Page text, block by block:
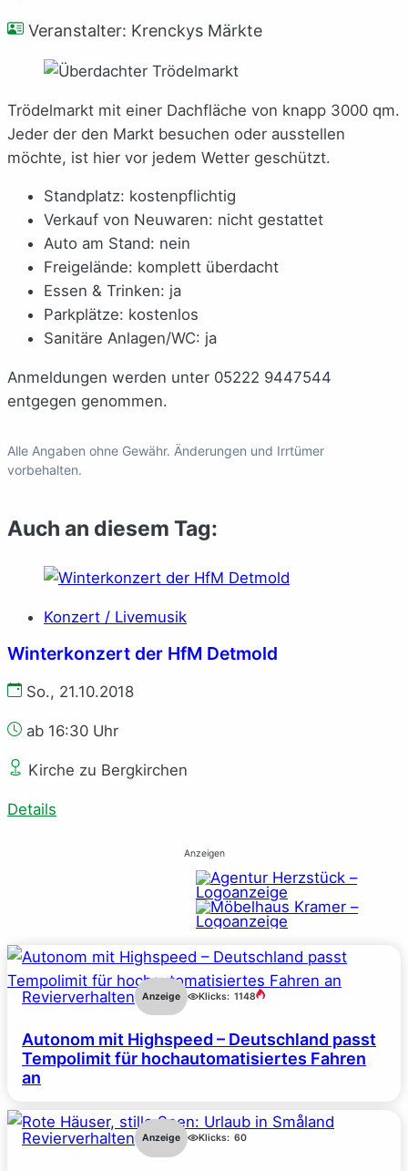
Veranstalter: Krenckys Märkte
Trödelmarkt mit einer Dachfläche von knapp 3000 qm.
Jeder der den Markt besuchen oder ausstellen
möchte, ist hier vor jedem Wetter geschützt.
Standplatz: kostenpflichtig
Verkauf von Neuwaren: nicht gestattet
Auto am Stand: nein
Freigelände: komplett überdacht
Essen & Trinken: ja
Parkplätze: kostenlos
Sanitäre Anlagen/WC: ja
Anmeldungen werden unter 05222 9447544
entgegen genommen.
Alle Angaben ohne Gewähr. Änderungen und Irrtümer
vorbehalten.
Auch an diesem Tag:
Konzert / Livemusik
Winterkonzert der HfM Detmold
So., 21.10.2018
ab 16:30 Uhr
Kirche zu Bergkirchen
Details
Anzeigen
Revierverhalten Anzeige Klicks: 1148
Autonom mit Highspeed – Deutschland passt
Tempolimit für hochautomatisiertes Fahren
an
Revierverhalten Anzeige Klicks: 60